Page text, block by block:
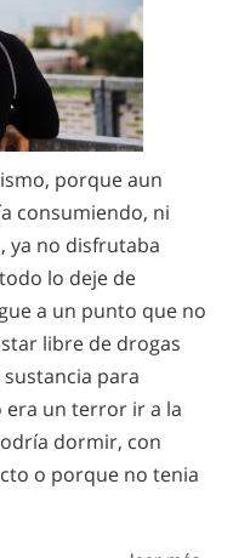
porque aun
consumiendo, ni
ya no disfrutaba
lo deje de
a un punto que no
libre de drogas
para
un terror ir a la
dormir, con
o porque no tenia